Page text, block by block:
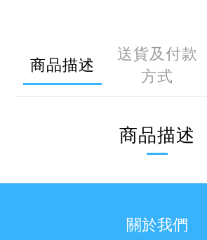
商品描述
送貨及付款
方式
商品描述
關於我們